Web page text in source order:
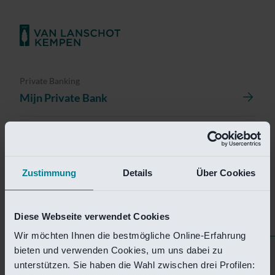
Zustimmung Details Über Cookies
Diese Webseite verwendet Cookies
Wir möchten Ihnen die bestmögliche Online-Erfahrung
bieten und verwenden Cookies, um uns dabei zu
unterstützen. Sie haben die Wahl zwischen drei Profilen:
Private Banking
Mijn Private Bank
Helaas is deze pagina